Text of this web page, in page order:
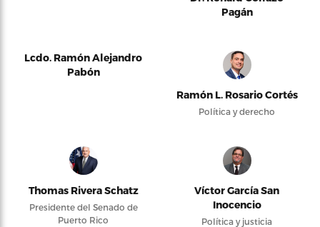
Pagán
Lcdo. Ramón Alejandro
Pabón
Ramón L. Rosario Cortés
Política y derecho
Thomas Rivera Schatz
Presidente del Senado de
Puerto Rico
Víctor García San
Inocencio
Política y justicia